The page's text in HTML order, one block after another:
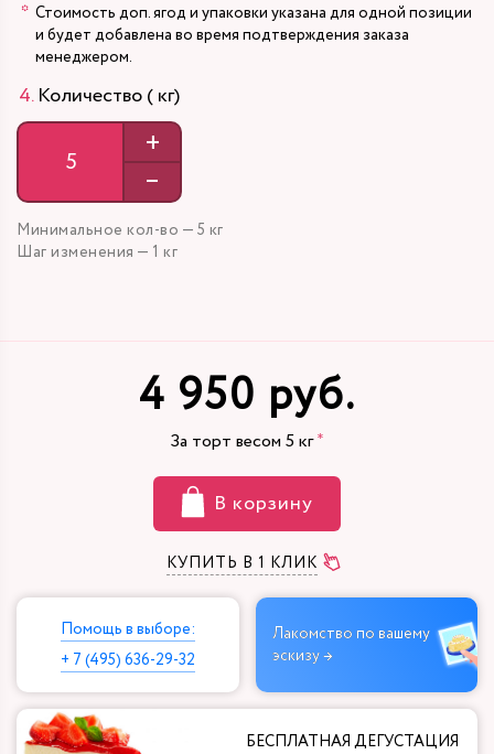
Стоимость доп. ягод и упаковки указана для одной позиции
и будет добавлена во время подтверждения заказа
менеджером.
Количество ( кг)
+
–
Минимальное кол-во — 5 кг
Шаг изменения — 1 кг
4 950 руб.
За торт весом 5кг
В корзину
КУПИТЬ В 1 КЛИК
Помощь в выборе:
+ 7 (495) 636-29-32
Лакомство по вашему
эскизу →
БЕСПЛАТНАЯ ДЕГУСТАЦИЯ